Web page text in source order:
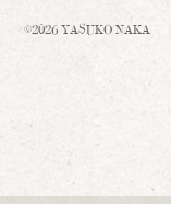
©2026 YASUKO NAKA